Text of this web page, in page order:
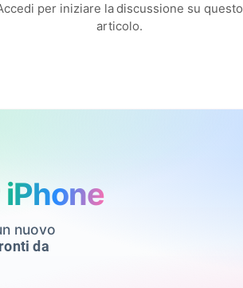
per iniziare la discussione su questo
articolo.
iPhone
nuovo
da